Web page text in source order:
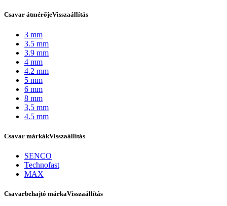
Bostitch
Csavar átmérőjeVisszaállítás
3 mm
3.5 mm
3.9 mm
4 mm
4.2 mm
5 mm
6 mm
8 mm
3,5 mm
4.5 mm
Csavar márkákVisszaállítás
SENCO
Technofast
MAX
Csavarbehajtó márkaVisszaállítás